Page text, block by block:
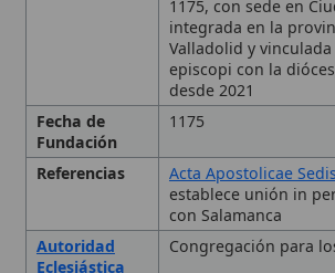
1175
Acta Apostolicae Sedis12
establece unión in
con Salamanca
Autoridad
Eclesiástica
2021
País
España
Tipo
Diócesis, XII,
Acta